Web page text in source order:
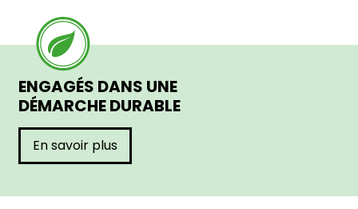
ENGAGÉS DANS UNE
DÉMARCHE DURABLE
En savoir plus